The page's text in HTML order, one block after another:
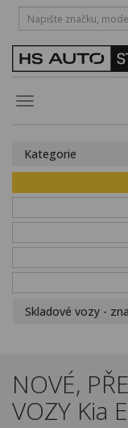
Toggle
HOTLINE:
Obytné vozy
Financování
Novinky
Kontakty
Kategorie
Skladové vozy -
NOVÉ,
VOZY Kia